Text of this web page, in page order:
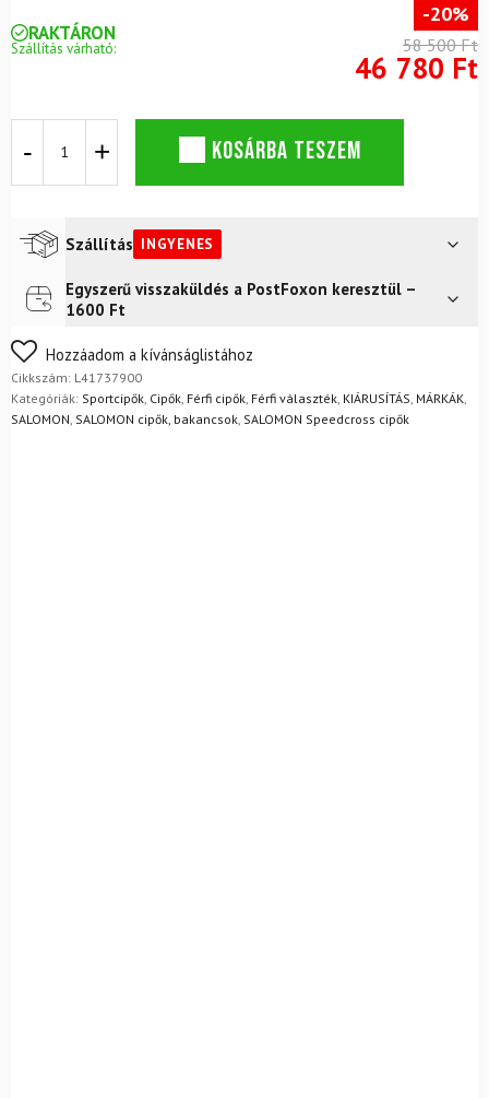
RAKTÁRON
Szállítás várható:
-20%
58 500 Ft
46 780 Ft
Speedcross
mennyiség
KOSÁRBA TESZEM
Szállítás INGYENES
Futár a címreIngyenes
FoxPost
Egyszerű visszaküldés a PostFoxon keresztül –
1600 Ft
Nem biztos a választásában? Semmi gond – a terméket
egyszerűen visszaküldheti 14 napon belül, indoklás nélkül.
Mik a visszaküldés feltételei?
Hozzáadom a kívánságlistához
Cikkszám: L41737900
Kategóriák: Sportcipők Cipők Férfi cipők Férfi választék KIÁRUSÍTÁS MÁRKÁK
SALOMON SALOMON cipők, bakancsok SALOMON Speedcross cipők